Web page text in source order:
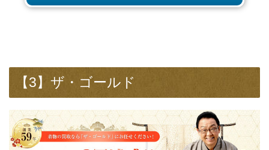
【3】ザ・ゴールド